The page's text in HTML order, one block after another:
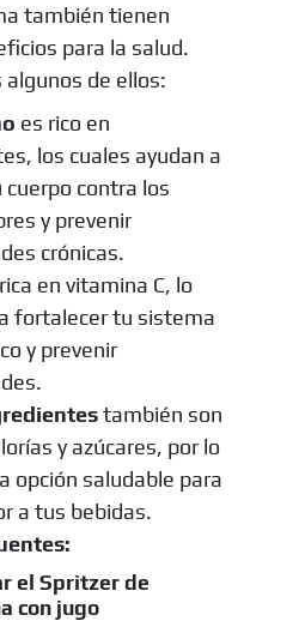
también tienen
para la salud.
de ellos:
es rico en
los cuales ayudan a
contra los
y prevenir
crónicas.
en vitamina C, lo
fortalecer tu sistema
y prevenir
también son
y azúcares, por lo
opción saludable para
a tus bebidas.
el Spritzer de
con jugo